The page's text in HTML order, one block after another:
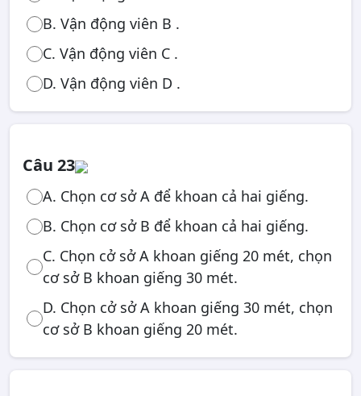
B. Vận động viên B .
C. Vận động viên C .
D. Vận động viên D .
Câu 23
A. Chọn cơ sở A để khoan cả hai giếng.
B. Chọn cơ sở B để khoan cả hai giếng.
C. Chọn cở sở A khoan giếng 20 mét, chọn
cơ sở B khoan giếng 30 mét.
D. Chọn cở sở A khoan giếng 30 mét, chọn
cơ sở B khoan giếng 20 mét.